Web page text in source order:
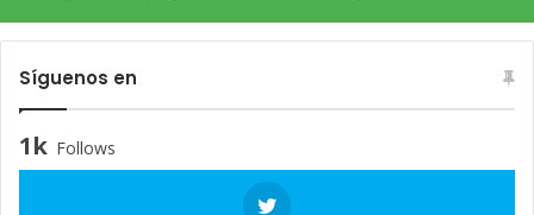
Síguenos en
1k Follows